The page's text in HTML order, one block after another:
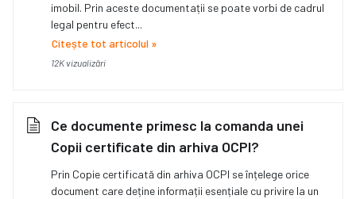
imobil. Prin aceste documentații se poate vorbi de cadrul
legal pentru efect...
Citește tot articolul »
12K vizualizări
Ce documente primesc la comanda unei
Copii certificate din arhiva OCPI?
Prin Copie certificată din arhiva OCPI se înțelege orice
document care deține informații esențiale cu privire la un